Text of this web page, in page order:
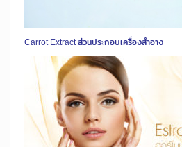
Carrot Extract ส่วนประกอบเครื่องสำอาง